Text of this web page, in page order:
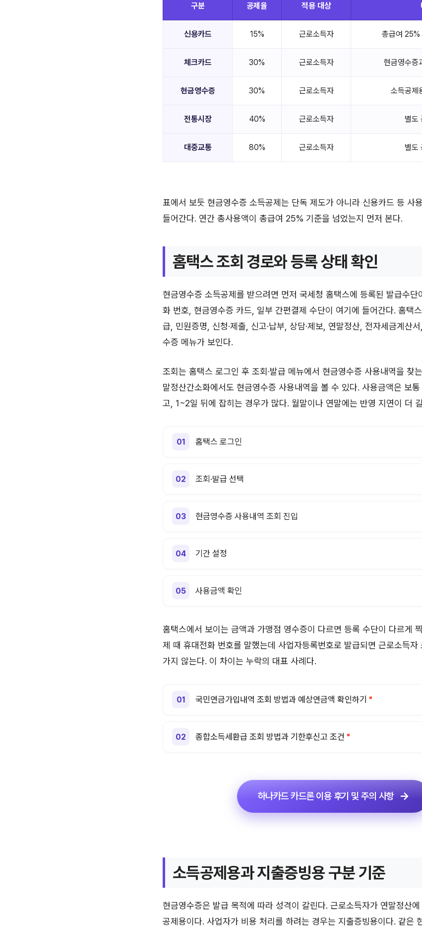
구분 공제율 적용 대상
신용카드 15% 근로소득자 총급여 25%
체크카드 30% 근로소득자 현금영수증
현금영수증 30% 근로소득자 소득공제
전통시장 40% 근로소득자 별도
대중교통 80% 근로소득자 별도
표에서 보듯 현금영수증 소득공제는 단독 제도가 아니라 신용카드 등 사
들어간다. 연간 총사용액이 총급여 25% 기준을 넘었는지 먼저 본다.
홈택스 조회 경로와 등록 상태 확인
현금영수증 소득공제를 받으려면 먼저 국세청 홈택스에 등록된 발급수단
화 번호, 현금영수증 카드, 일부 간편결제 수단이 여기에 들어간다. 홈택
급, 민원증명, 신청·제출, 신고·납부, 상담·제보, 연말정산, 전자세금계산
수증 메뉴가 보인다.
조회는 홈택스 로그인 후 조회·발급 메뉴에서 현금영수증 사용내역을 찾
말정산간소화에서도 현금영수증 사용내역을 볼 수 있다. 사용금액은 보
고, 1~2일 뒤에 잡히는 경우가 많다. 월말이나 연말에는 반영 지연이 더
홈택스 로그인
조회·발급 선택
현금영수증 사용내역 조회 진입
기간 설정
사용금액 확인
홈택스에서 보이는 금액과 가맹점 영수증이 다르면 등록 수단이 다르게
제 때 휴대전화 번호를 말했는데 사업자등록번호로 발급되면 근로소득자
가지 않는다. 이 차이는 누락의 대표 사례다.
국민연금가입내역 조회 방법과 예상연금액 확인하기
종합소득세환급 조회 방법과 기한후신고 조건
하나카드 카드론 이용 후기 및 주의 사항
소득공제용과 지출증빙용 구분 기준
현금영수증은 발급 목적에 따라 성격이 갈린다. 근로소득자가 연말정산
공제용이다. 사업자가 비용 처리를 하려는 경우는 지출증빙용이다. 같은